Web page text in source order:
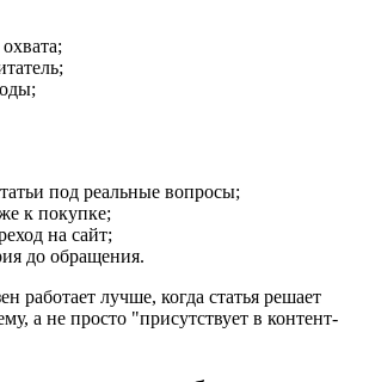
под реальные вопросы;
к покупке;
на сайт;
до обращения.
работает лучше, когда статья решает
а не просто "присутствует в контент-